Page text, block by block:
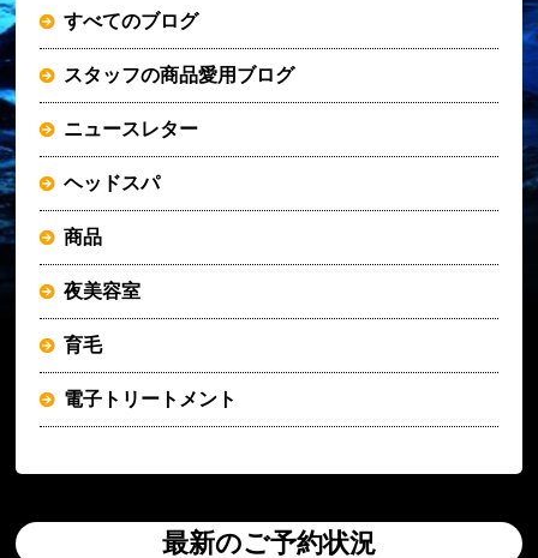
すべてのブログ
スタッフの商品愛用ブログ
ニュースレター
ヘッドスパ
商品
夜美容室
育毛
電子トリートメント
最新のご予約状況